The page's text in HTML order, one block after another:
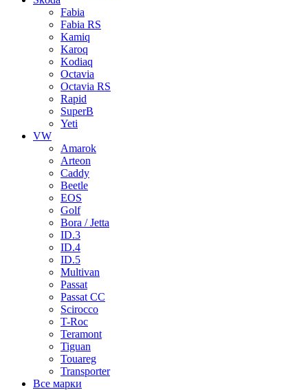
Fabia
Fabia RS
Kamiq
Karoq
Kodiaq
Octavia
Octavia RS
Rapid
SuperB
Yeti
VW
Amarok
Arteon
Caddy
Beetle
EOS
Golf
Bora / Jetta
ID.3
ID.4
ID.5
Multivan
Passat
Passat CC
Scirocco
T-Roc
Teramont
Tiguan
Touareg
Transporter
Все марки